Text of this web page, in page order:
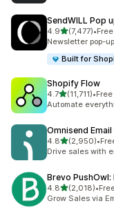
SendWILL Pop
4.9เต็ม 5 ดาว
(7,477)
ทั้งหมด 7477 รีวิว
•Free
Newsletter pop-
Built for
Shopify Flow
4.7เต็ม 5 ดาว
(11,711)
ทั้งหมด 11711 รีวิว
•Free
Automate
Omnisend
4.8เต็ม 5 ดาว
(2,950)
ทั้งหมด 2950 รีวิว
•
Drive sales with
Brevo PushOwl:
4.8เต็ม 5 ดาว
(2,018)
ทั้งหมด 2018 รีวิว
•
Grow Sales via